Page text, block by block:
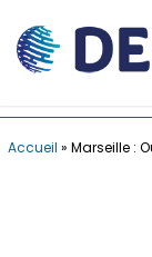
Accueil » Marseille :